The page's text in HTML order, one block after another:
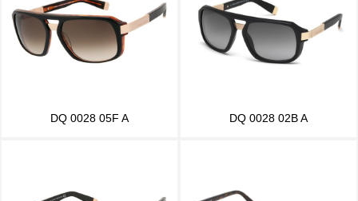
DQ 0028 05F A DQ 0028 02B A